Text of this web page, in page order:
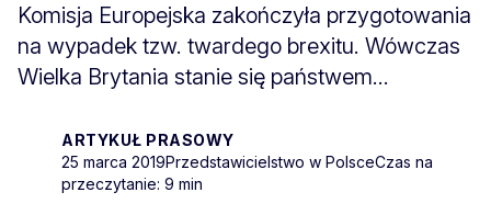
Komisja Europejska zakończyła przygotowania
na wypadek tzw. twardego brexitu. Wówczas
Wielka Brytania stanie się państwem...
ARTYKUŁ PRASOWY
25 marca 2019Przedstawicielstwo w PolsceCzas na
przeczytanie: 9 min